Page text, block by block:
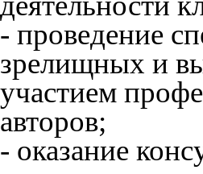
- проведение
зрелищных и
участием
авторов;
- оказание